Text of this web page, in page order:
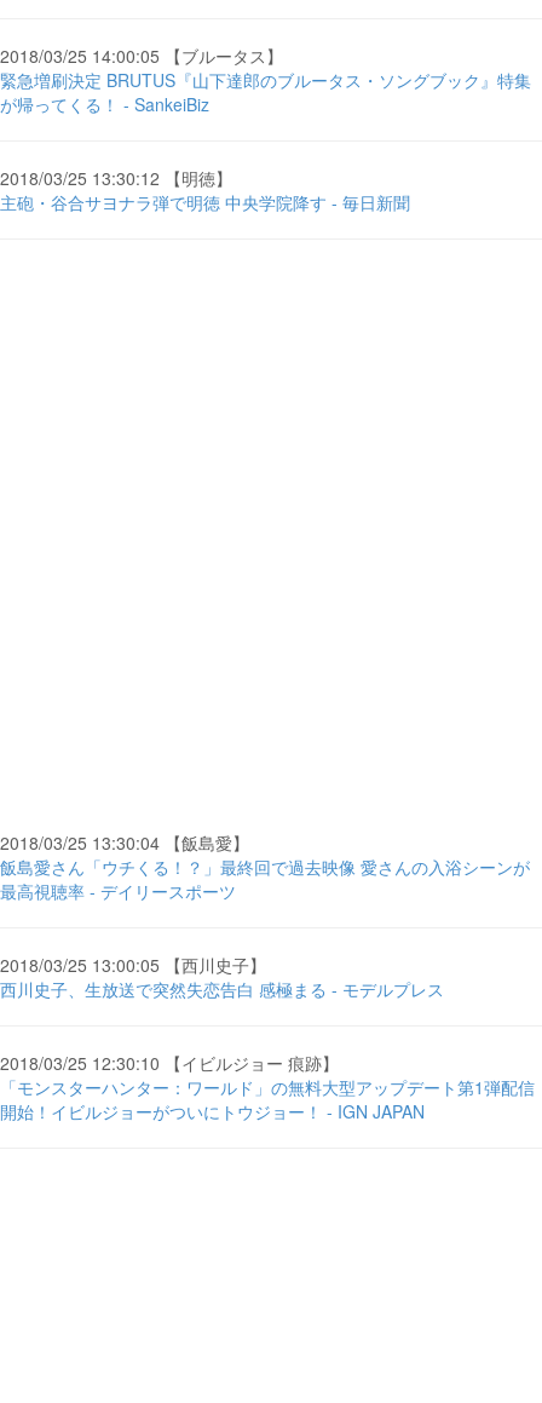
2018/03/25 14:00:05 【ブルータス】
緊急増刷決定 BRUTUS『山下達郎のブルータス・ソングブック』特集
が帰ってくる！ - SankeiBiz
2018/03/25 13:30:12 【明徳】
主砲・谷合サヨナラ弾で明徳 中央学院降す - 毎日新聞
2018/03/25 13:30:04 【飯島愛】
飯島愛さん「ウチくる！？」最終回で過去映像 愛さんの入浴シーンが
最高視聴率 - デイリースポーツ
2018/03/25 13:00:05 【西川史子】
西川史子、生放送で突然失恋告白 感極まる - モデルプレス
2018/03/25 12:30:10 【イビルジョー 痕跡】
「モンスターハンター：ワールド」の無料大型アップデート第1弾配信
開始！イビルジョーがついにトウジョー！ - IGN JAPAN